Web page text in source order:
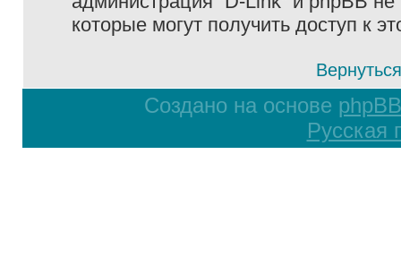
которые могут получить доступ к
Создано на основе phpBB
Русская